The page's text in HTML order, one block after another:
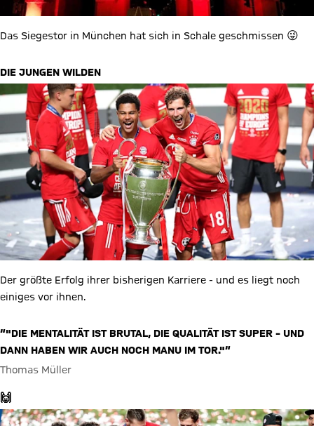
Das Siegestor in München hat sich in Schale geschmissen 😜
DIE JUNGEN WILDEN
Der größte Erfolg ihrer bisherigen Karriere - und es liegt noch
einiges vor ihnen.
“"DIE MENTALITÄT IST BRUTAL, DIE QUALITÄT IST SUPER – UND
DANN HABEN WIR AUCH NOCH MANU IM TOR."“
Thomas Müller
🙌